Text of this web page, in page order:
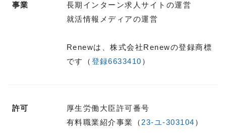
事業
長期インターン求人サイトの運営
就活情報メディアの運営
Renewは、株式会社Renewの登録商標
です（ 登録6633410 ）
許可
厚生労働大臣許可番号
有料職業紹介事業（23-ユ-303104 ）